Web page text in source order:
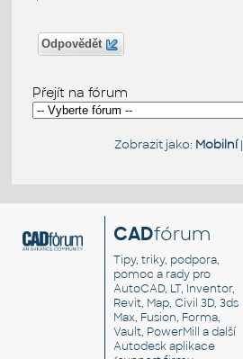
Odpovědět
Přejít na fórum
Zobrazit jako: Mobilní|
CADfórum
Tipy, triky, podpora,
pomoc a rady pro
AutoCAD, LT, Inventor,
Revit, Map, Civil 3D, 3ds
Max, Fusion, Forma,
Vault, PowerMill a další
Autodesk aplikace